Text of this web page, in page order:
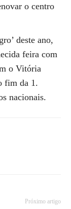
o centro
deste ano,
feira com
o Vitória
fim da 1.
nacionais.
Próximo artigo